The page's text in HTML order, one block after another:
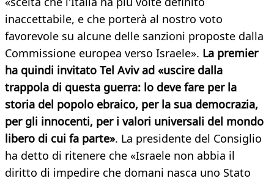
inaccettabile, e che porterà al nostro voto
favorevole su alcune delle sanzioni proposte dalla
Commissione europea verso Israele». La premier
ha quindi invitato Tel Aviv ad «uscire dalla
trappola di questa guerra: lo deve fare per la
storia del popolo ebraico, per la sua democrazia,
per gli innocenti, per i valori universali del mondo
libero di cui fa parte». La presidente del Consiglio
ha detto di ritenere che «Israele non abbia il
diritto di impedire che domani nasca uno Stato